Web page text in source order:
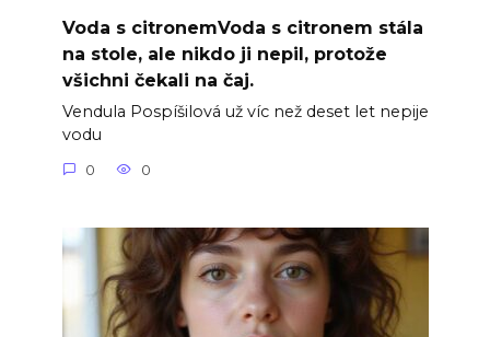
Voda s citronemVoda s citronem stála
na stole, ale nikdo ji nepil, protože
všichni čekali na čaj.
Vendula Pospíšilová už víc než deset let nepije
vodu
0 0